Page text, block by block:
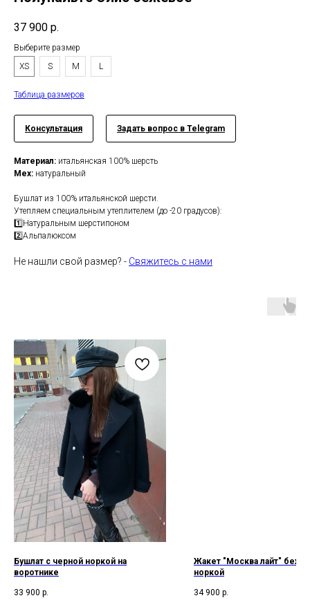
37 900 р.
Выберите размер
XS
S M L
Таблица размеров
Консультация Задать вопрос в Telegram
Материал: итальянская 100% шерсть
Мех: натуральный
Бушлат из 100% итальянской шерсти.
Утепляем специальным утеплителем (до -20 градусов):
1️⃣Натуральным шерстипоном
2️⃣Альпалюксом
Не нашли свой размер? - Свяжитесь с нами
Бушлат с черной норкой на
воротнике
33 900 р.
Жакет "Москва лайт"
норкой
34 900 р.